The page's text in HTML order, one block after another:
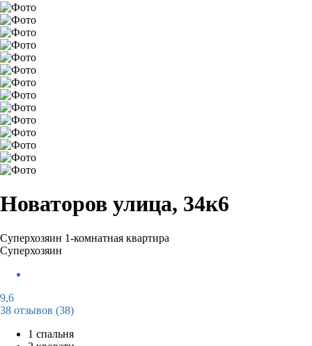
Новаторов улица, 34к6
Суперхозяин 1-комнатная квартира
Суперхозяин
9,6
38 отзывов (38)
1 спальня